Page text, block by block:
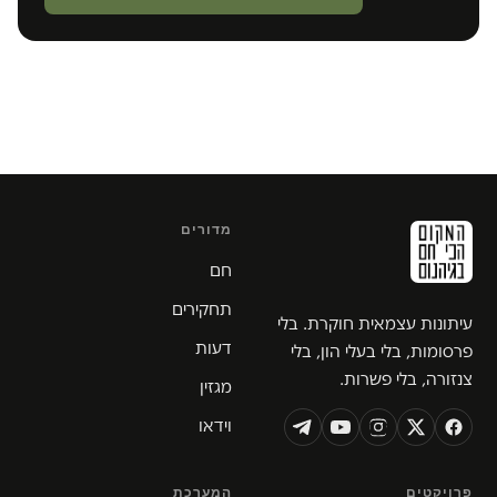
עיתונות עצמאית חוקרת. בלי
פרסומות, בלי בעלי הון, בלי
צנזורה, בלי פשרות.
מדורים
חם
תחקירים
דעות
מגזין
וידאו
פרויקטים המערכת